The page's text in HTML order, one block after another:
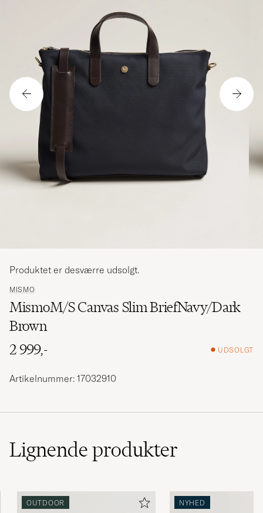
MISMO
MismoM/S Canvas Slim BriefNavy/Dark
Brown
2 999,-
UDSOLGT
Produktet er desværre udsolgt.
Artikelnummer: 17032910
Lignendeprodukter
OUTDOOR NYHED